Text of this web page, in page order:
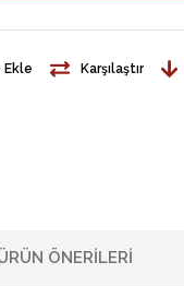
Ekle Karşılaştır
ÖNERILERI